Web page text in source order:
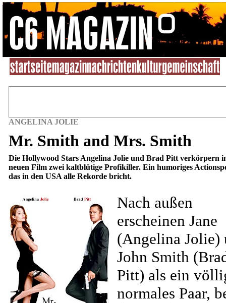
ANGELINA JOLIE
Mr. Smith and Mrs. Smith
Die Hollywood Stars Angelina Jolie und Brad Pitt verkörpern
neuen Film zwei kaltblütige Profikiller. Ein humoriges
das in den USA alle Rekorde bricht.
Nach außen
erscheinen Jane
(Angelina Jolie)
John Smith
Pitt) als ein
normales Paar,